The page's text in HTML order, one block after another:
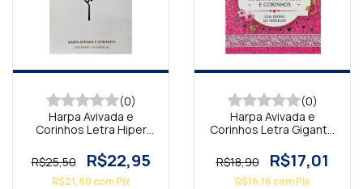
(0)
Harpa Avivada e
Corinhos Letra Hiper
Branca
R$25,50 R$22,95
R$21,80 com Pix
(0)
Harpa Avivada e
Corinhos Letra Gigante
R$18,90
R$17,01
R$16,16 com Pix